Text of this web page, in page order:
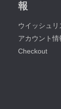
報
ウイッシュリ
アカウント情
Checkout